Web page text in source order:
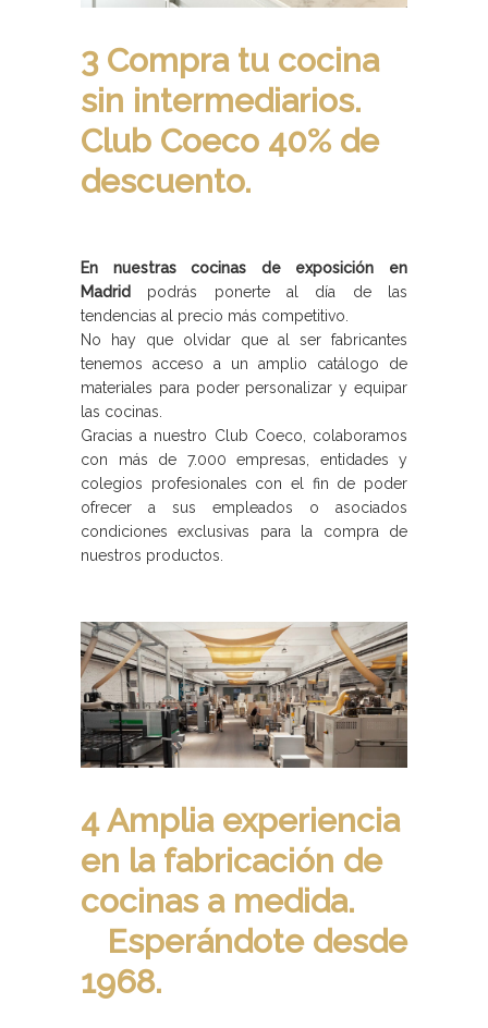
3 Compra tu cocina
sin intermediarios.
Club Coeco 40% de
descuento.
En nuestras cocinas de exposición en
Madrid
podrás ponerte al día de las
tendencias al precio más competitivo.
No hay que olvidar que al ser fabricantes
tenemos acceso a un amplio catálogo de
materiales para poder personalizar y equipar
las cocinas.
Gracias a nuestro Club Coeco, colaboramos
con más de 7.000 empresas, entidades y
colegios profesionales con el fin de poder
ofrecer a sus empleados o asociados
condiciones exclusivas para la compra de
nuestros productos.
4 Amplia experiencia
en la fabricación de
cocinas a medida.
Esperándote desde
1968.